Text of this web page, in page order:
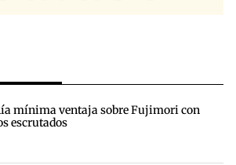
mínima ventaja sobre Fujimori con
escrutados